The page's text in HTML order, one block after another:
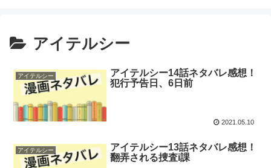
アイテルシー
アイテルシー
アイテルシー14話ネタバレ感想！
犯行予告日、6日前
2021.05.10
アイテルシー
アイテルシー13話ネタバレ感想！
翻弄される捜査i課